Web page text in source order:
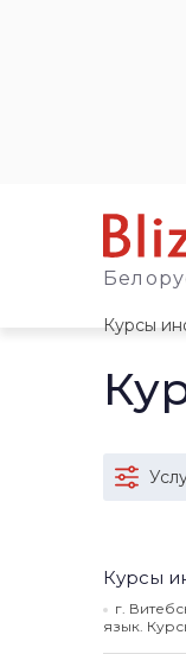
Курсы
Курсы
г.
язык.